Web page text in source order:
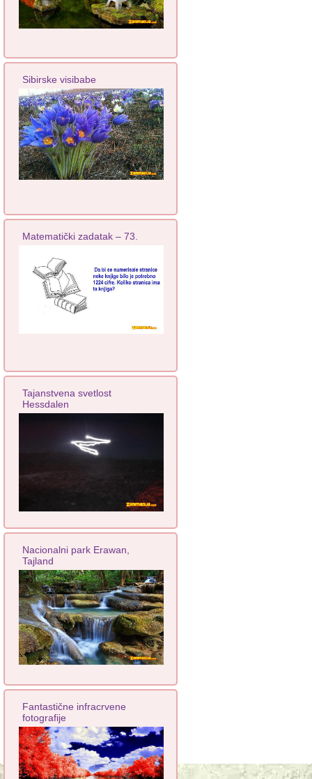
Sibirske visibabe
Matematički zadatak – 73.
Tajanstvena svetlost
Hessdalen
Nacionalni park Erawan,
Tajland
Fantastične infracrvene
fotografije